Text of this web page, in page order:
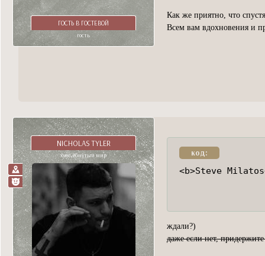
ГОСТЬ В ГОСТЕВОЙ
гость
Как же приятно, что
Всем вам вдохновения и
NICHOLAS TYLER
хуле, ёбнутый мир код:
<b>Steve
ждали?)
даже если нет, придержите